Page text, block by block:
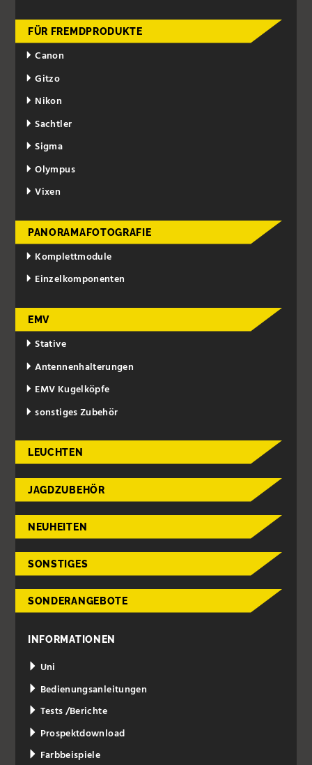
FÜR FREMDPRODUKTE
Canon
Gitzo
Nikon
Sachtler
Sigma
Olympus
Vixen
PANORAMAFOTOGRAFIE
Komplettmodule
Einzelkomponenten
EMV
Stative
Antennenhalterungen
EMV Kugelköpfe
sonstiges Zubehör
LEUCHTEN
JAGDZUBEHÖR
NEUHEITEN
SONSTIGES
SONDERANGEBOTE
INFORMATIONEN
Uni
Bedienungsanleitungen
Tests /Berichte
Prospektdownload
Farbbeispiele